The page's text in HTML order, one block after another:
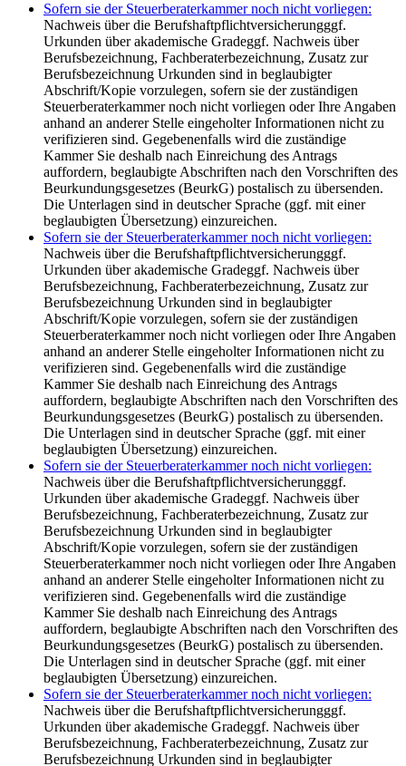
Sofern sie der Steuerberaterkammer noch nicht vorliegen:
Nachweis über die Berufshaftpflichtversicherungggf.
Urkunden über akademische Gradeggf. Nachweis über
Berufsbezeichnung, Fachberaterbezeichnung, Zusatz zur
Berufsbezeichnung Urkunden sind in beglaubigter
Abschrift/Kopie vorzulegen, sofern sie der zuständigen
Steuerberaterkammer noch nicht vorliegen oder Ihre Angaben
anhand an anderer Stelle eingeholter Informationen nicht zu
verifizieren sind. Gegebenenfalls wird die zuständige
Kammer Sie deshalb nach Einreichung des Antrags
auffordern, beglaubigte Abschriften nach den Vorschriften des
Beurkundungsgesetzes (BeurkG) postalisch zu übersenden.
Die Unterlagen sind in deutscher Sprache (ggf. mit einer
beglaubigten Übersetzung) einzureichen.
Sofern sie der Steuerberaterkammer noch nicht vorliegen:
Nachweis über die Berufshaftpflichtversicherungggf.
Urkunden über akademische Gradeggf. Nachweis über
Berufsbezeichnung, Fachberaterbezeichnung, Zusatz zur
Berufsbezeichnung Urkunden sind in beglaubigter
Abschrift/Kopie vorzulegen, sofern sie der zuständigen
Steuerberaterkammer noch nicht vorliegen oder Ihre Angaben
anhand an anderer Stelle eingeholter Informationen nicht zu
verifizieren sind. Gegebenenfalls wird die zuständige
Kammer Sie deshalb nach Einreichung des Antrags
auffordern, beglaubigte Abschriften nach den Vorschriften des
Beurkundungsgesetzes (BeurkG) postalisch zu übersenden.
Die Unterlagen sind in deutscher Sprache (ggf. mit einer
beglaubigten Übersetzung) einzureichen.
Sofern sie der Steuerberaterkammer noch nicht vorliegen:
Nachweis über die Berufshaftpflichtversicherungggf.
Urkunden über akademische Gradeggf. Nachweis über
Berufsbezeichnung, Fachberaterbezeichnung, Zusatz zur
Berufsbezeichnung Urkunden sind in beglaubigter
Abschrift/Kopie vorzulegen, sofern sie der zuständigen
Steuerberaterkammer noch nicht vorliegen oder Ihre Angaben
anhand an anderer Stelle eingeholter Informationen nicht zu
verifizieren sind. Gegebenenfalls wird die zuständige
Kammer Sie deshalb nach Einreichung des Antrags
auffordern, beglaubigte Abschriften nach den Vorschriften des
Beurkundungsgesetzes (BeurkG) postalisch zu übersenden.
Die Unterlagen sind in deutscher Sprache (ggf. mit einer
beglaubigten Übersetzung) einzureichen.
Sofern sie der Steuerberaterkammer noch nicht vorliegen:
Nachweis über die Berufshaftpflichtversicherungggf.
Urkunden über akademische Gradeggf. Nachweis über
Berufsbezeichnung, Fachberaterbezeichnung, Zusatz zur
Berufsbezeichnung Urkunden sind in beglaubigter